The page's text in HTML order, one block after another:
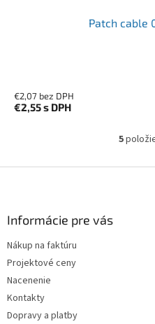
Patch cable
€2,07 bez DPH
€2,55s DPH
5
Informácie pre vás
Nákup na faktúru
Projektové ceny
Nacenenie
Kontakty
Dopravy a platby